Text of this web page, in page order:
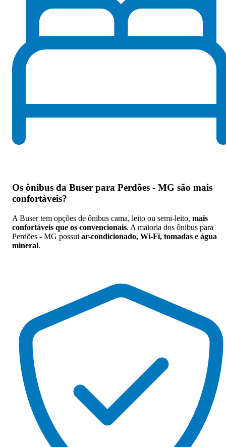
Os ônibus da Buser para Perdões - MG são mais
confortáveis?
A Buser tem opções de ônibus cama, leito ou semi-leito, mais
confortáveis que os convencionais. A maioria dos ônibus para
Perdões - MG possui ar-condicionado, Wi-Fi, tomadas e água
mineral.